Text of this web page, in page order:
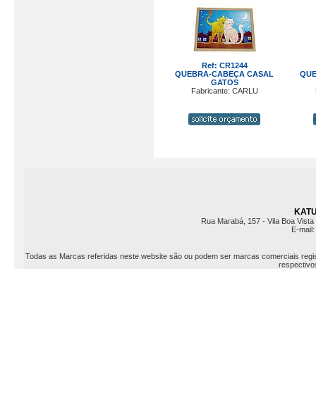
Ref: CR1244
QUEBRA-CABEÇA CASAL
GATOS
Fabricante: CARLU
Rua Marabá, 157 - Vila Boa
E-mail:
Todas as Marcas referidas neste website são ou podem ser marcas comerciais